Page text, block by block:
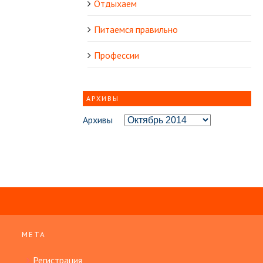
Отдыхаем
Питаемся правильно
Профессии
АРХИВЫ
Архивы
МЕТА
Регистрация